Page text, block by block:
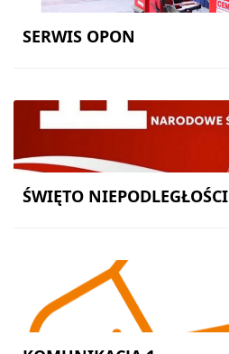
PROMOCJE
STREFA
PASAŻERA
SERWIS OPON
ŚWIĘTO NIEPODLEGŁOŚCI